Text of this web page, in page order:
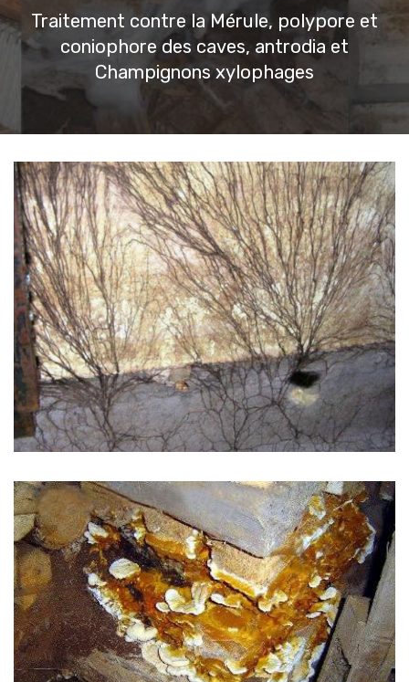
Traitement contre la Mérule, polypore et
coniophore des caves, antrodia et
Champignons xylophages